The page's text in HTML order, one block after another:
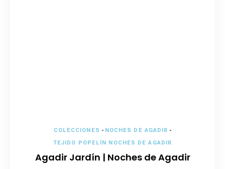
COLECCIONES - NOCHES DE AGADIR -
TEJIDO POPELÍN NOCHES DE AGADIR
Agadir Jardín | Noches de Agadir